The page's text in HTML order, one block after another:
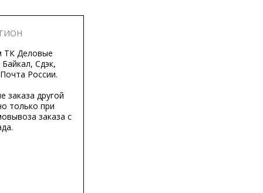
ТК Деловые
Сдэк,
России.
заказа другой
только при
заказа с